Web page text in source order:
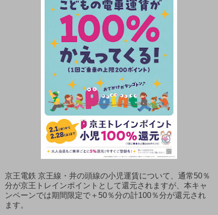
京王電鉄 京王線・井の頭線の小児運賃について、通常50％
分が京王トレインポイントとして還元されますが、本キャ
ンペーンでは期間限定で＋50％分の計100％分が還元され
ます。